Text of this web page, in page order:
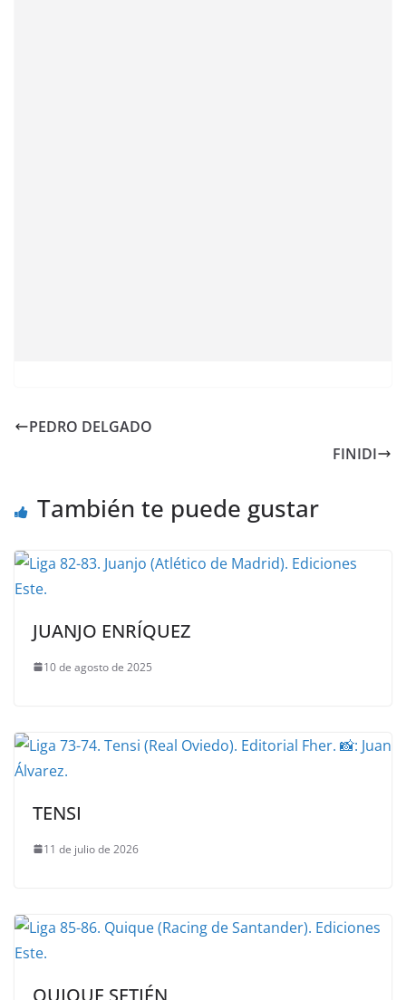
PEDRO DELGADO
FINIDI
También te puede gustar
JUANJO ENRÍQUEZ
10 de agosto de 2025
TENSI
11 de julio de 2026
QUIQUE SETIÉN